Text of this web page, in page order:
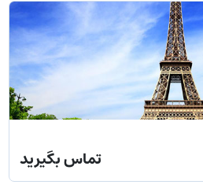
تماس بگیرید